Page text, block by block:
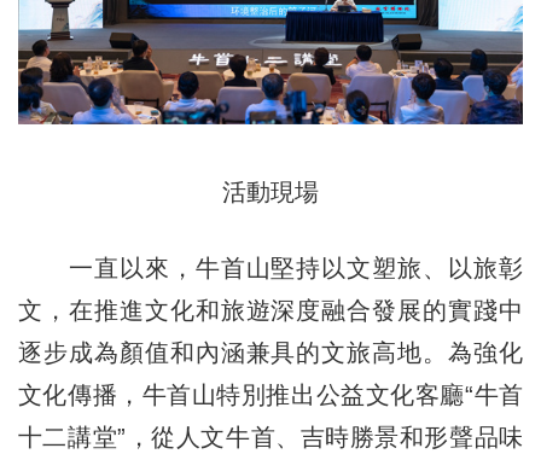
活動現場
一直以來，牛首山堅持以文塑旅、以旅彰
文，在推進文化和旅遊深度融合發展的實踐中
逐步成為顏值和內涵兼具的文旅高地。為強化
文化傳播，牛首山特別推出公益文化客廳“牛首
十二講堂”，從人文牛首、吉時勝景和形聲品味